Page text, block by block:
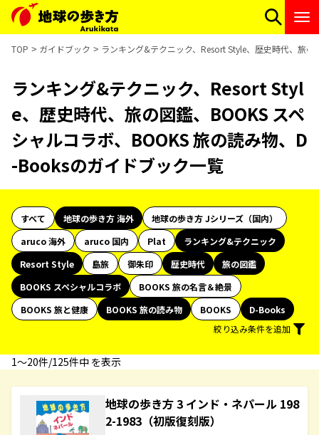
TOP ガイドブック ランキング&テクニック、Resort Style、歴史時代、旅
ランキング&テクニック、Resort Styl
e、歴史時代、旅の図鑑、BOOKS スペ
シャルコラボ、BOOKS 旅の読み物、D
-Booksのガイドブック一覧
すべて 地球の歩き方 海外
地球の歩き方 Jシリーズ（国内）
aruco 海外
aruco 国内 Plat
ランキング&テクニック
Resort Style
島旅 御朱印 歴史時代
旅の図鑑
BOOKS スペシャルコラボ
BOOKS 旅の名言＆絶景
BOOKS 旅と健康
BOOKS 旅の読み物 BOOKS
D-Books
絞り込み条件を追加
1〜20件/125件中 を表示
地球の歩き方 3 インド・ネパール 198
2-1983（初版復刻版）